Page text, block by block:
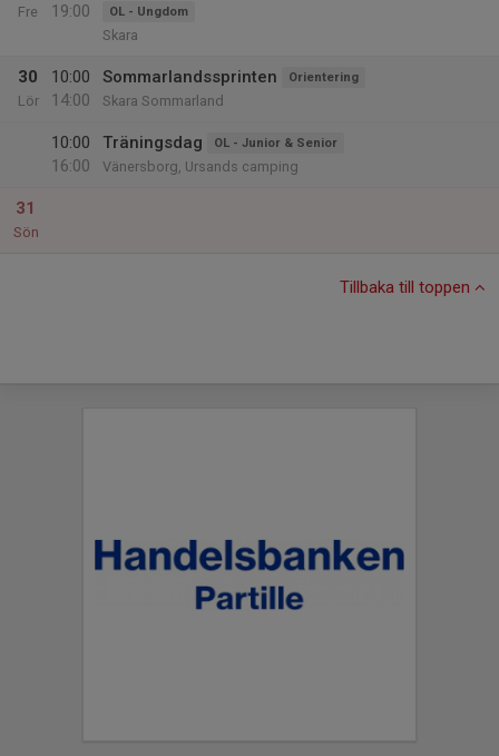
Fre
19:00
OL - Ungdom
Skara
30
Lör
10:00
14:00
Sommarlandssprinten Orientering
Skara Sommarland
10:00
16:00
Träningsdag OL - Junior & Senior
Vänersborg, Ursands camping
31
Sön
Tillbaka till toppen